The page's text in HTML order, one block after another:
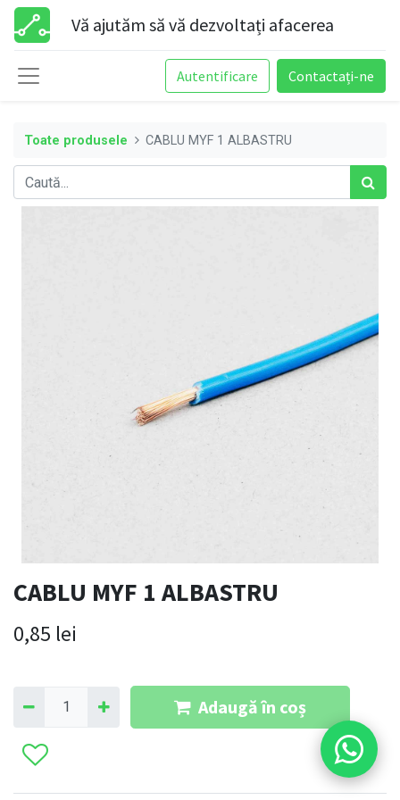
Vă ajutăm să vă dezvoltați afacerea
Autentificare Contactați-ne
Toate produsele CABLU MYF 1 ALBASTRU
CABLU MYF 1 ALBASTRU
0,85 lei
Adaugă în coș